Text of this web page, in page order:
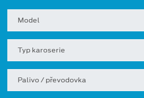
Model
Typ karoserie
Palivo / převodovka